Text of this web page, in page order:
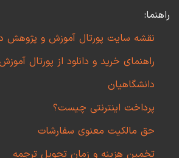
راهنما:
نقشه سایت پورتال آموزش و پژوهش
راهنمای خرید و دانلود از پورتال
دانشگاهیان
پرداخت اینترنتی چیست؟
حق مالکیت معنوی سفارشات
تخمین هزینه و زمان تحویل ترجمه